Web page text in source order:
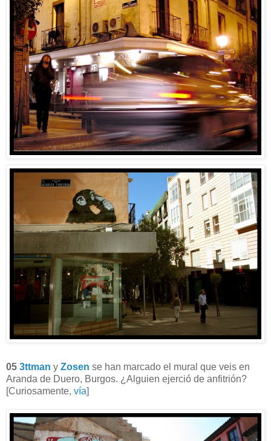
05 3ttman y Zosen se han marcado el mural que veis en
Aranda de Duero, Burgos. ¿Alguien ejerció de anfitrión?
[Curiosamente, vía]